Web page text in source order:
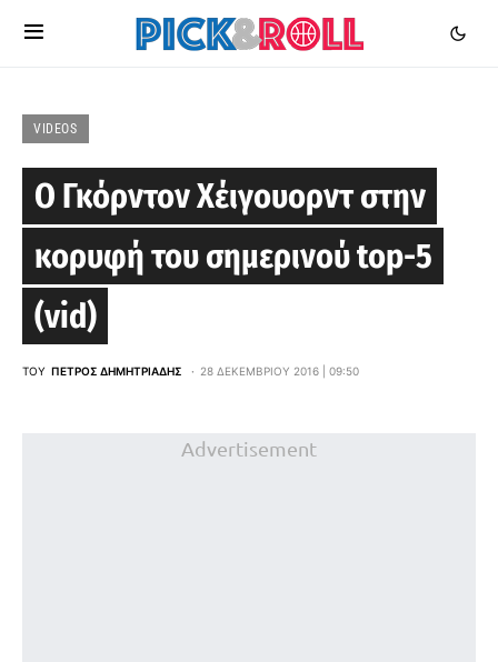
VIDEOS
Ο Γκόρντον Χέιγουορντ στην
κορυφή του σημερινού top-5
(vid)
ΤΟΥ ΠΈΤΡΟΣ ΔΗΜΗΤΡΙΆΔΗΣ 28 ΔΕΚΕΜΒΡΊΟΥ 2016 | 09:50
Advertisement